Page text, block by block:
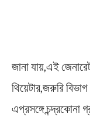
জানা যায়,এই
থিয়েটার,জরুরি
এপ্রসঙ্গে চন্দ্রকোনা